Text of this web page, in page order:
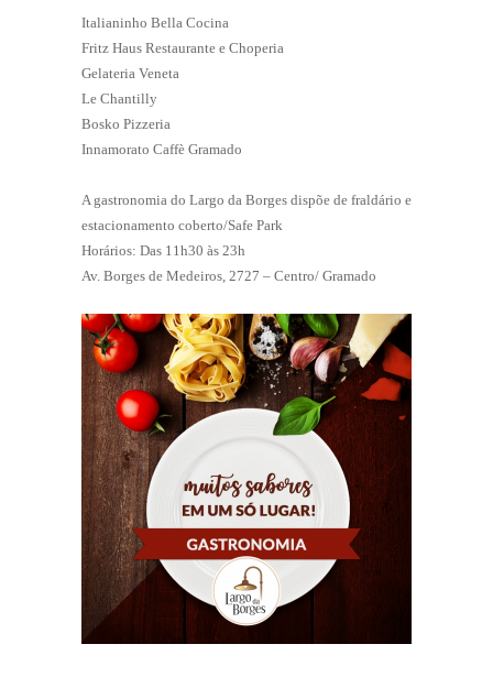
Italianinho Bella Cocina
Fritz Haus Restaurante e Choperia
Gelateria Veneta
Le Chantilly
Bosko Pizzeria
Innamorato Caffè Gramado
A gastronomia do Largo da Borges dispõe de fraldário e
estacionamento coberto/Safe Park
Horários: Das 11h30 às 23h
Av. Borges de Medeiros, 2727 – Centro/ Gramado